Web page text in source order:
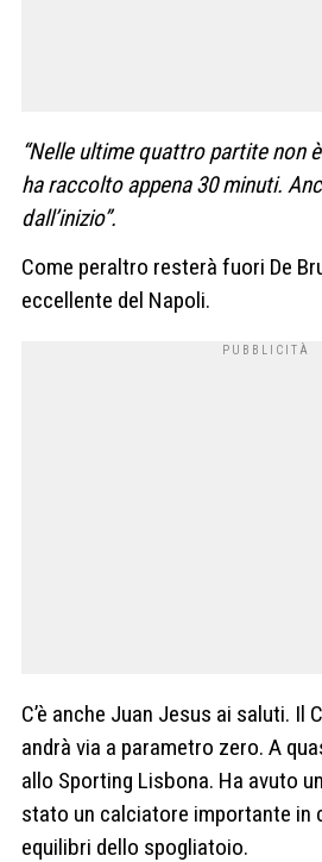
“Nelle ultime quattro partite non
ha raccolto appena 30 minuti.
dall’inizio”.
Come peraltro resterà fuori De
eccellente del Napoli.
C’è anche Juan Jesus ai saluti. Il
andrà via a parametro zero. A
allo Sporting Lisbona. Ha avuto
stato un calciatore importante in
equilibri dello spogliatoio.